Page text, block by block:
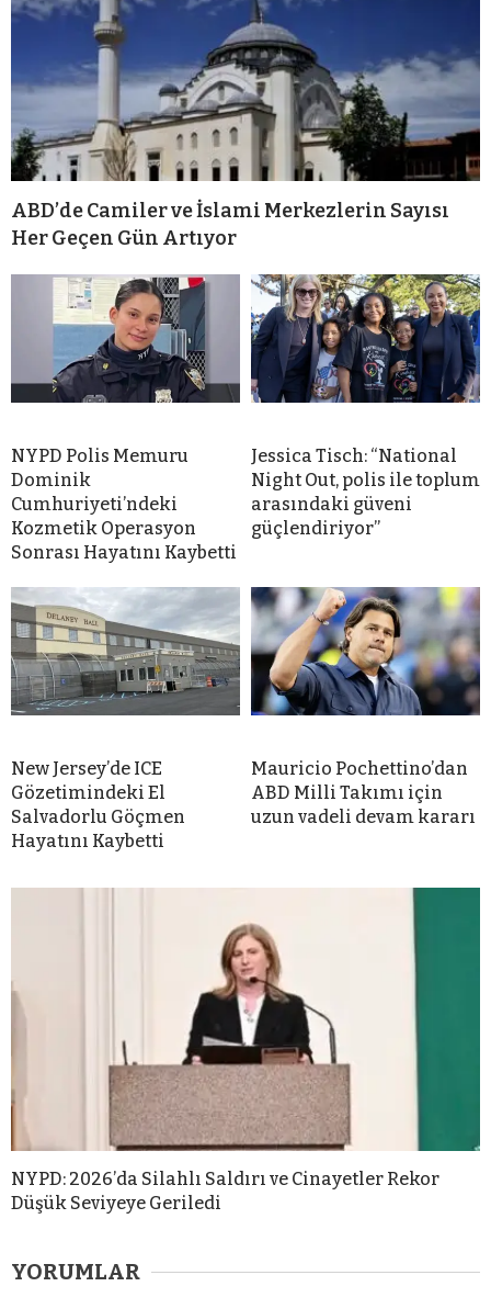
ABD’de Camiler ve İslami Merkezlerin Sayısı
Her Geçen Gün Artıyor
NYPD Polis Memuru
Dominik
Cumhuriyeti’ndeki
Kozmetik Operasyon
Sonrası Hayatını Kaybetti
Jessica Tisch: “National
Night Out, polis ile toplum
arasındaki güveni
güçlendiriyor”
New Jersey’de ICE
Gözetimindeki El
Salvadorlu Göçmen
Hayatını Kaybetti
Mauricio Pochettino’dan
ABD Milli Takımı için
uzun vadeli devam kararı
NYPD: 2026’da Silahlı Saldırı ve Cinayetler Rekor
Düşük Seviyeye Geriledi
YORUMLAR